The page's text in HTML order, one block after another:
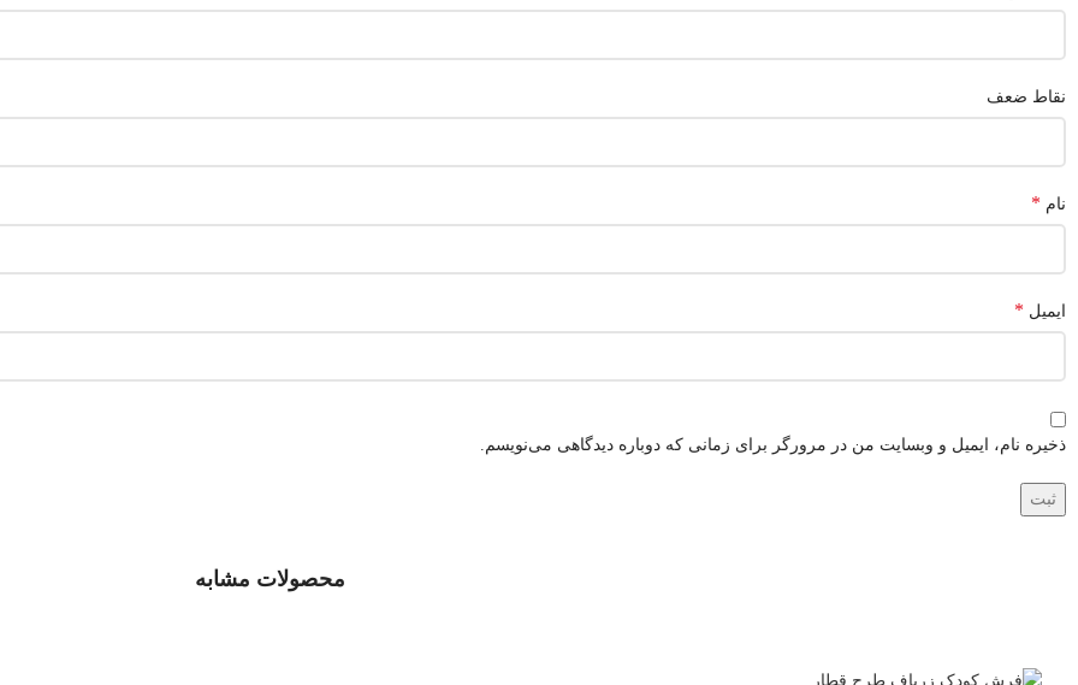
نقاط ضعف
نام *
ایمیل *
ذخیره نام، ایمیل و وبسایت من در مرورگر برای زمانی که دوباره دیدگاهی می‌نویسم.
محصولات مشابه